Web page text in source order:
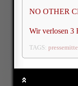
NO OTHER
Wir verlosen 3
TAGS: